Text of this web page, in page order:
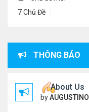
7 Chủ Đề
THÔNG BÁO
About Us
byAUGUSTINO